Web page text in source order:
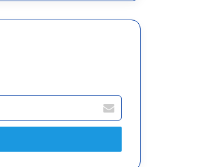
أدخل
بريدك
الإلكتروني